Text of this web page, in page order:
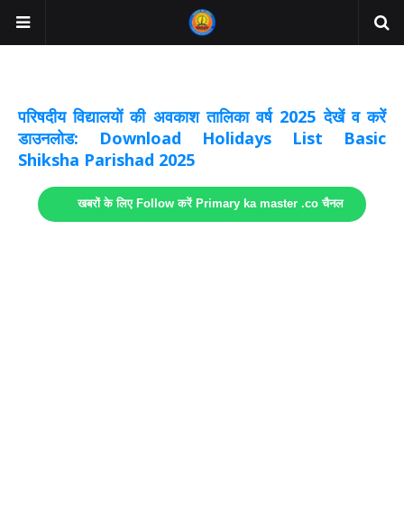
परिषदीय विद्यालयों की अवकाश तालिका वर्ष 2025 देखें व करें
डाउनलोड: Download Holidays List Basic
Shiksha Parishad 2025
खबरों के लिए Follow करें Primary ka master .co चैनल